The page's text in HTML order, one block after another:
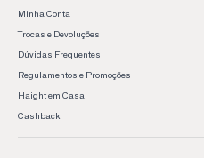
Minha Conta
Trocas e Devoluções
Dúvidas Frequentes
Regulamentos e Promoções
Haight em Casa
Cashback